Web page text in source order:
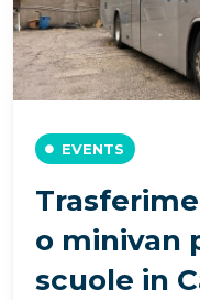
EVENTS
o minivan
scuole in